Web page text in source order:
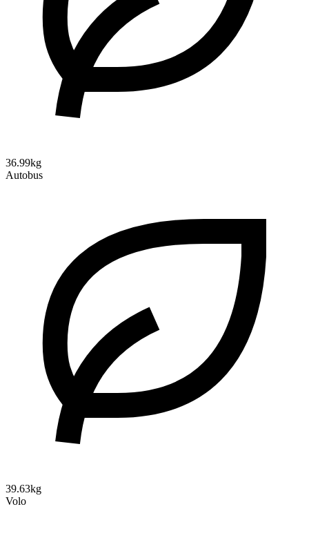
36.99kg
Autobus
39.63kg
Volo